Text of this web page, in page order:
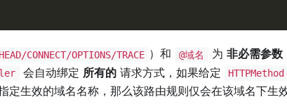
CONNECT/OPTIONS/TRACE ）和 @域名 为 非必需参数
会自动绑定 所有的请求方式，如果给定 HTTPMethod
定生效的域名名称，那么该路由规则仅会在该域名下生